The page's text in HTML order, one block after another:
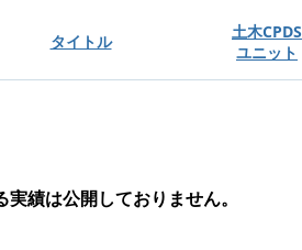
タイトル
土木CPDS
ユニット
績は公開しておりません。